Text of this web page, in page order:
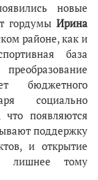
новые
гордумы Ирина
районе, как и
база
бюджетного
социально
что появляются
поддержку
и открытие
лишнее тому